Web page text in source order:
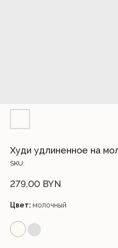
Худи удлиненное на
SKU:
279,00 BYN
Цвет: молочный
⬤⬤